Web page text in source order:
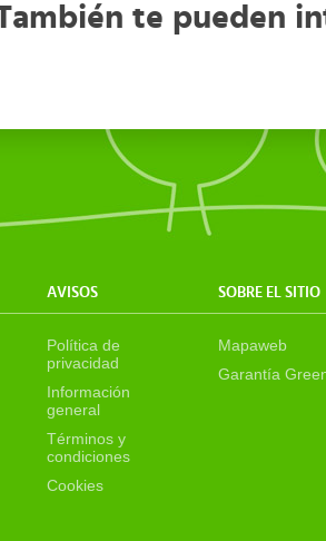
te pueden
AVISOS SOBRE EL SITIO
Política de
privacidad
Información
general
Términos y
condiciones
Cookies
Mapaweb
Garantía